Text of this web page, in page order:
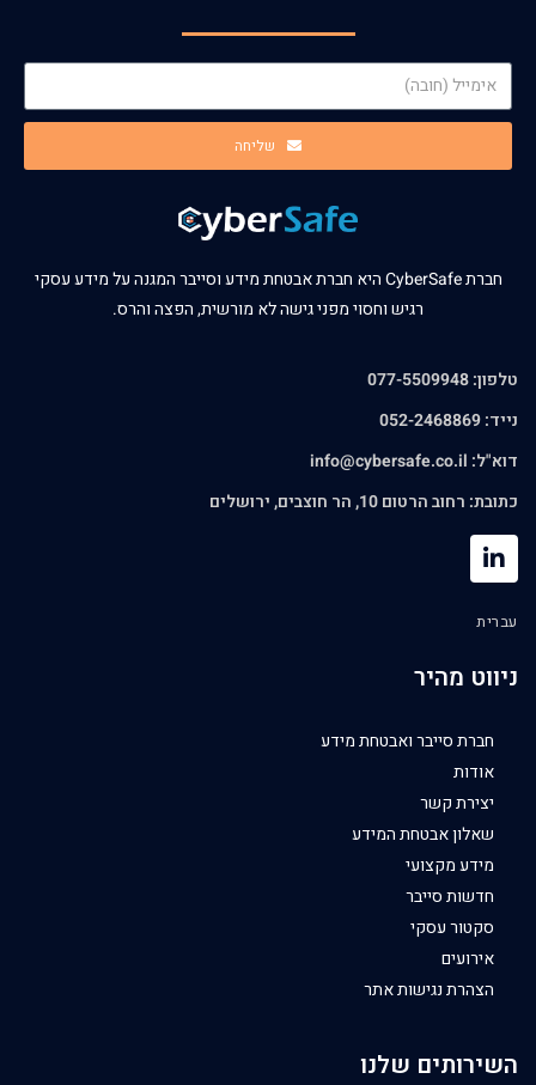
שליחה
חברת CyberSafe היא חברת אבטחת מידע וסייבר המגנה על מידע עסקי
רגיש וחסוי מפני גישה לא מורשית, הפצה והרס.
טלפון: 077-5509948
נייד: 052-2468869
דוא"ל: info@cybersafe.co.il
כתובת: רחוב הרטום 10, הר חוצבים, ירושלים
עברית
ניווט מהיר
חברת סייבר ואבטחת מידע
אודות
יצירת קשר
שאלון אבטחת המידע
מידע מקצועי
חדשות סייבר
סקטור עסקי
אירועים
הצהרת נגישות אתר
השירותים שלנו